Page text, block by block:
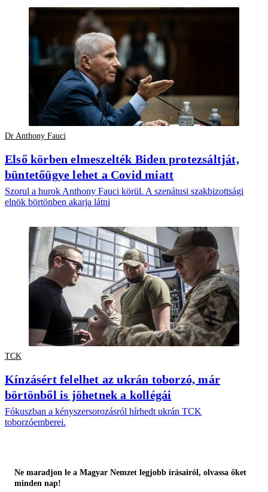
Dr Anthony Fauci
Első körben elmeszelték Biden protezsáltját,
büntetőügye lehet a Covid miatt
Szorul a hurok Anthony Fauci körül. A szenátusi szakbizottsági
elnök börtönben akarja látni
TCK
Kínzásért felelhet az ukrán toborzó, már
börtönből is jöhetnek a kollégái
Fókuszban a kényszersorozásról hírhedt ukrán TCK
toborzóemberei.
Ne maradjon le a Magyar Nemzet legjobb írásairól, olvassa őket
minden nap!